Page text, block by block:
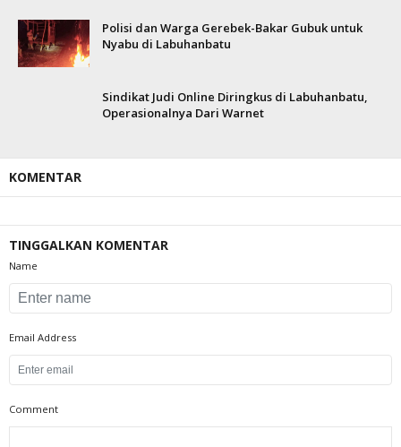
Polisi dan Warga Gerebek-Bakar Gubuk untuk
Nyabu di Labuhanbatu
Sindikat Judi Online Diringkus di Labuhanbatu,
Operasionalnya Dari Warnet
KOMENTAR
TINGGALKAN KOMENTAR
Name
Email Address
Comment